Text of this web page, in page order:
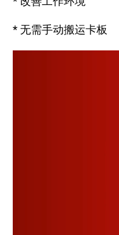
* 无需手动